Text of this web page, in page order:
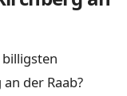
der Raab?